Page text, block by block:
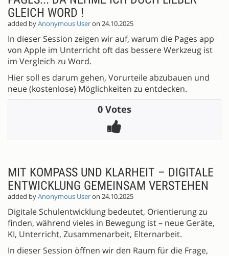
GLEICH WORD !
added byAnonymous Useron 24.10.2025
In dieser Session zeigen wir auf, warum die Pages app
von Apple im Unterricht oft das bessere Werkzeug ist
im Vergleich zu Word.
Hier soll es darum gehen, Vorurteile abzubauen und
neue (kostenlose) Möglichkeiten zu entdecken.
0 Votes
MIT KOMPASS UND KLARHEIT – DIGITALE
ENTWICKLUNG GEMEINSAM VERSTEHEN
added byAnonymous Useron 24.10.2025
Digitale Schulentwicklung bedeutet, Orientierung zu
finden, während vieles in Bewegung ist – neue Geräte,
KI, Unterricht, Zusammenarbeit, Elternarbeit.
In dieser Session öffnen wir den Raum für die Frage,